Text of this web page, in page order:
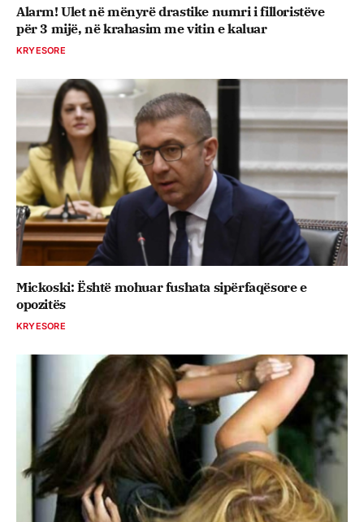
Alarm! Ulet në mënyrë drastike numri i filloristëve
për 3 mijë, në krahasim me vitin e kaluar
KRYESORE
Mickoski: Është mohuar fushata sipërfaqësore e
opozitës
KRYESORE